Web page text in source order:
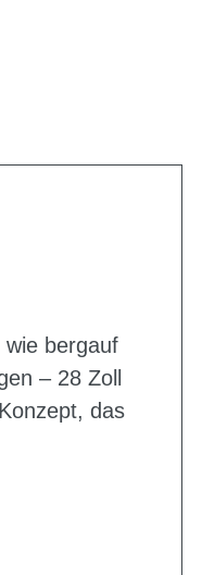
bergauf
– 28 Zoll
das